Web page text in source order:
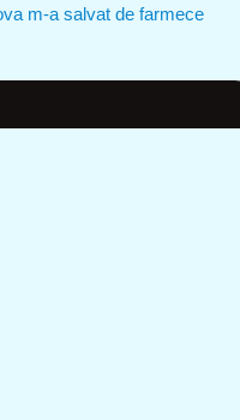
m-a salvat de farmece